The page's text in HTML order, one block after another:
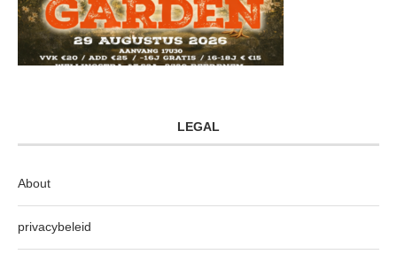
LEGAL
About
privacybeleid